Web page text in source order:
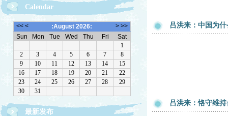
Calendar
最新发布
吕洪来：中国为
吕洪来：恪守维